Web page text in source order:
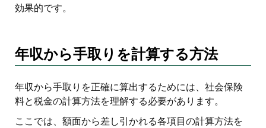
効果的です。
年収から手取りを計算する方法
年収から手取りを正確に算出するためには、社会保険
料と税金の計算方法を理解する必要があります。
ここでは、額面から差し引かれる各項目の計算方法を